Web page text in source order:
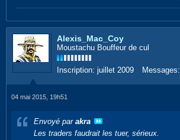
Alexis_Mac_Coy
Moustachu Bouffeur de cul
Inscription: juillet 2009 Messages:
04 mai 2015, 19h51
Envoyé par akra
Les traders faudrait les tuer, sérieux.